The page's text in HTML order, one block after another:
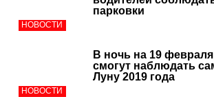
НОВОСТИ
парковки
НОВОСТИ
В ночь на 19
смогут наблюдать
Луну 2019 года